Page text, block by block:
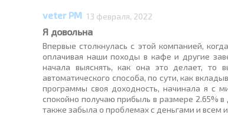
veter PM 13 февраля, 2022
Я довольна
Впервые столкнулась с этой компанией,
оплачивая наши походы в кафе и другие
начала выяснять, как она это делает, то
автоматического способа, по сути, как
программы своя доходность, начинала я с
спокойно получаю прибыль в размере 2.65% в
также забыла о проблемах с деньгами и всем